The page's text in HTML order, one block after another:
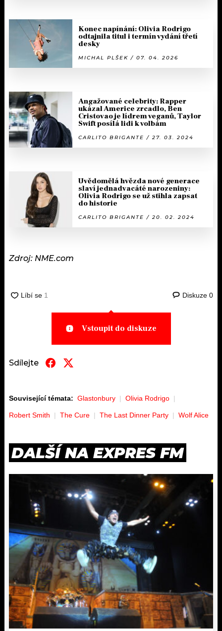
Konec napínání: Olivia Rodrigo
odtajnila titul i termín vydání třetí
desky
MICHAL PLŠEK / 07. 04. 2026
Angažované celebrity: Rapper
ukázal Americe zrcadlo, Ben
Cristovao je lídrem veganů, Taylor
Swift posílá lidi k volbám
CARLITO BRIGANTE / 27. 03. 2024
Uvědomělá hvězda nové generace
slaví jednadvacáté narozeniny:
Olivia Rodrigo se už stihla zapsat
do historie
CARLITO BRIGANTE / 20. 02. 2024
Zdroj: NME.com
Diskuze 0
Vstoupit do diskuze
Sdílejte
Související témata: Glastonbury Olivia Rodrigo
Robert Smith The Cure The Last Dinner Party Wolf Alice
DALŠÍ NA EXPRES FM